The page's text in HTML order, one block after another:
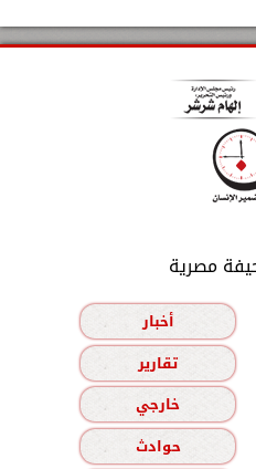
مصرية
أخبار
تقارير
خارجي
حوادث